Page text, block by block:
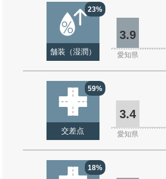
23%
舗装（湿潤）
3.9
愛知県
59%
交差点
3.4
愛知県
18%